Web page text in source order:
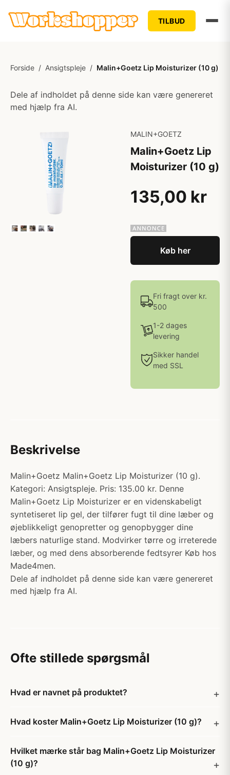
TILBUD
Forside / Ansigtspleje / Malin+Goetz Lip Moisturizer (10 g)
Dele af indholdet på denne side kan være genereret
med hjælp fra AI.
MALIN+GOETZ
Malin+Goetz Lip
Moisturizer (10 g)
135,00 kr
Køb her
Fri fragt over kr.
500
1-2 dages
levering
Sikker handel
med SSL
Beskrivelse
Malin+Goetz Malin+Goetz Lip Moisturizer (10 g).
Kategori: Ansigtspleje. Pris: 135.00 kr. Denne
Malin+Goetz Lip Moisturizer er en videnskabeligt
syntetiseret lip gel, der tilfører fugt til dine læber og
øjeblikkeligt genopretter og genopbygger dine
læbers naturlige stand. Modvirker tørre og irreterede
læber, og med dens absorberende fedtsyrer Køb hos
Made4men.
Dele af indholdet på denne side kan være genereret
med hjælp fra AI.
Ofte stillede spørgsmål
Hvad er navnet på produktet?
Hvad koster Malin+Goetz Lip Moisturizer (10 g)?
Hvilket mærke står bag Malin+Goetz Lip Moisturizer
(10 g)?